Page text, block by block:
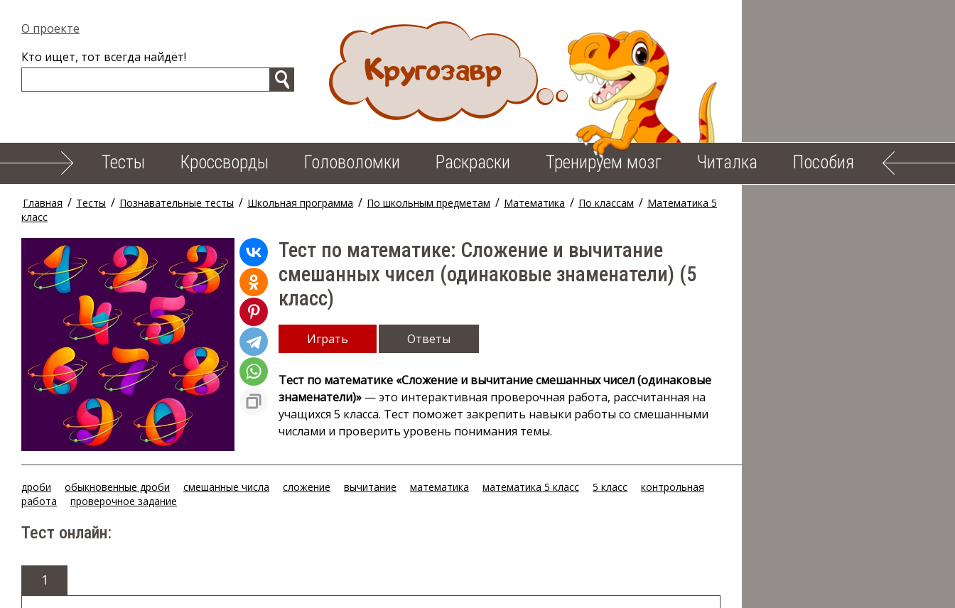
О проекте
Кто ищет, тот всегда найдёт!
Тесты Кроссворды Головоломки Раскраски Тренируем мозг Читалка Пособия
Главная / Тесты / Познавательные тесты / Школьная программа / По школьным предметам / Математика / По классам / Математика 5
класс
Тест по математике: Сложение и вычитание
смешанных чисел (одинаковые знаменатели) (5
класс)
Играть Ответы
Тест по математике «Сложение и вычитание смешанных чисел (одинаковые
знаменатели)» — это интерактивная проверочная работа, рассчитанная на
учащихся 5 класса. Тест поможет закрепить навыки работы со смешанными
числами и проверить уровень понимания темы.
дроби обыкновенные дроби смешанные числа сложение вычитание математика математика 5 класс 5 класс
контрольная
работа
проверочное задание
Тест онлайн:
1